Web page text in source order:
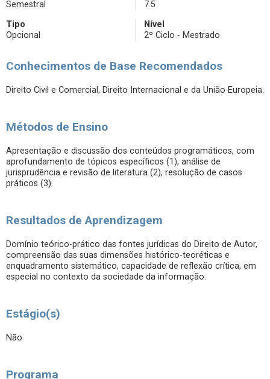
Semestral
7.5
Tipo
Opcional
Nível
2º Ciclo - Mestrado
Conhecimentos de Base Recomendados
Direito Civil e Comercial, Direito Internacional e da União Europeia.
Métodos de Ensino
Apresentação e discussão dos conteúdos programáticos, com
aprofundamento de tópicos específicos (1), análise de
jurisprudência e revisão de literatura (2), resolução de casos
práticos (3).
Resultados de Aprendizagem
Domínio teórico-prático das fontes jurídicas do Direito de Autor,
compreensão das suas dimensões histórico-teoréticas e
enquadramento sistemático, capacidade de reflexão crítica, em
especial no contexto da sociedade da informação.
Estágio(s)
Não
Programa